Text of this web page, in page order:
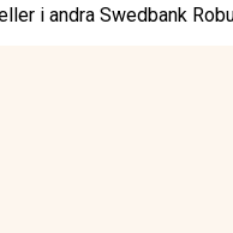
i andra Swedbank